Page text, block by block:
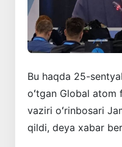
Bu haqda 25-
oʻtgan Global atom
vaziri oʻrinbosari
qildi, deya xabar